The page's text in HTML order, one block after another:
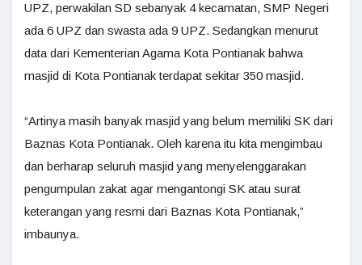
UPZ, perwakilan SD sebanyak 4 kecamatan, SMP Negeri
ada 6 UPZ dan swasta ada 9 UPZ. Sedangkan menurut
data dari Kementerian Agama Kota Pontianak bahwa
masjid di Kota Pontianak terdapat sekitar 350 masjid.
“Artinya masih banyak masjid yang belum memiliki SK dari
Baznas Kota Pontianak. Oleh karena itu kita mengimbau
dan berharap seluruh masjid yang menyelenggarakan
pengumpulan zakat agar mengantongi SK atau surat
keterangan yang resmi dari Baznas Kota Pontianak,”
imbaunya.